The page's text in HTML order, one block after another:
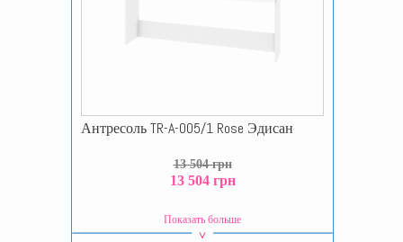
Антресоль TR-A-005/1 Rose Эдисан
13 504 грн
13 504 грн
Показать больше